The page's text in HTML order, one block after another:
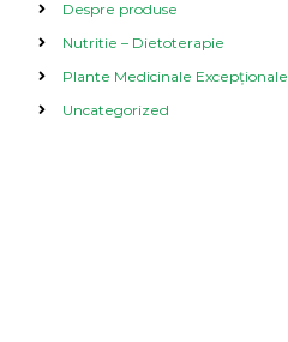
Despre produse
Nutritie – Dietoterapie
Plante Medicinale Excepționale
Uncategorized